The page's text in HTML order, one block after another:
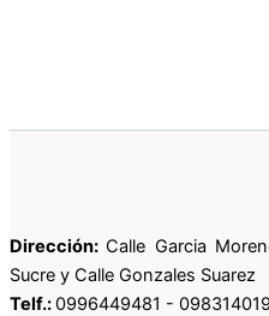
Dirección:Calle Garcia
Sucre y Calle Gonzales Suarez
Telf.:0996449481 -